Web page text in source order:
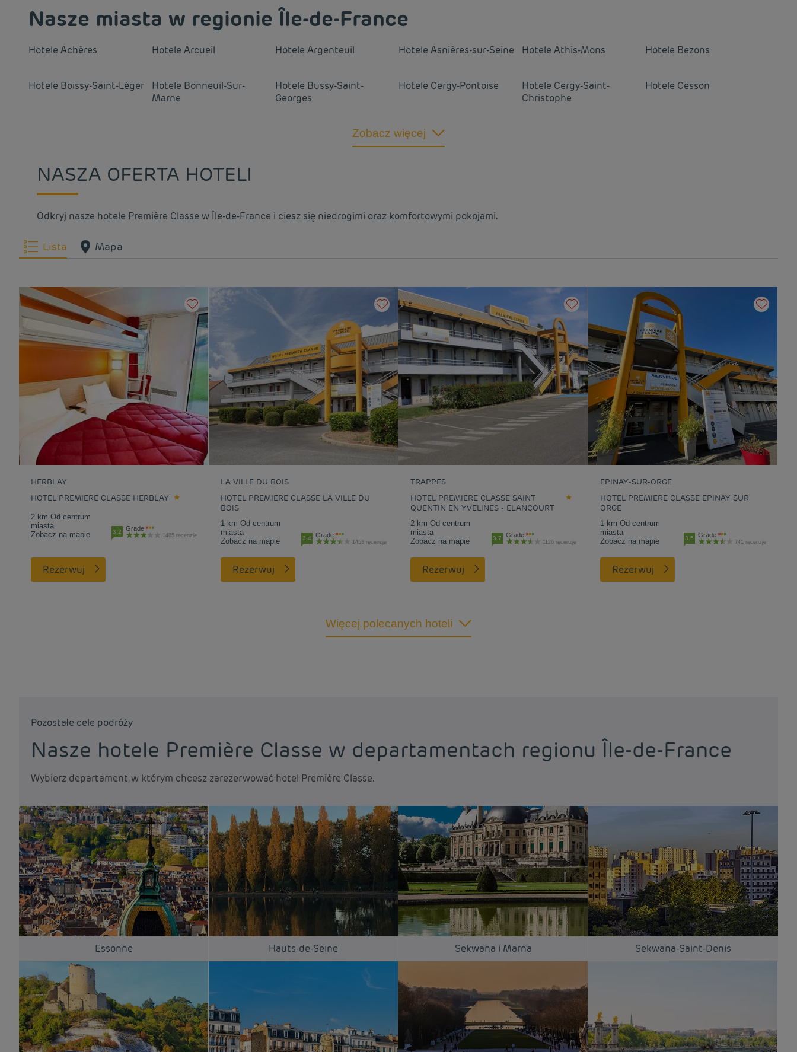
Nasze miasta w regionie Île-de-France
Hotele Achères Hotele Arcueil Hotele Argenteuil Hotele Asnières-sur-Seine Hotele Athis-Mons Hotele Bezons
Hotele Boissy-Saint-Léger Hotele Bonneuil-Sur-
Marne
Hotele Bussy-Saint-
Georges
Hotele Cergy-Pontoise Hotele Cergy-Saint-
Christophe
Hotele Cesson
HoteleEsmans
HoteleMelun-Sénart Montlhéry HoteleMouroux
Nanteuil Les
Hotele
Hotele Paryż Plaisir Rambouillet Hotele Roissy Hotele Rosny-sous-Bois HoteleRungis
Saint-Brice-Sous-
Fôret
Saint-Cyr-L'Ecole HoteleSaint-Ouen-
l'Aumône
Hotele
Saint-Quentin-En-
Yvelines
HoteleSaint-Thibault-
Des-Vignes
HoteleSaint-Witz
Sarcelles Hotele Suresnes HoteleTorcy HoteleVert-Saint-Denis Hotele Villejust HoteleVilleneuve-La-
Garenne
Hotele
Villeneuve-Saint-
Georges
Hotele Villepinte Wersal
Zobacz więcej
NASZA OFERTA HOTELI
Odkryj nasze hotele Première Classe w Île-de-France i ciesz się niedrogimi oraz komfortowymi pokojami.
Lista Mapa
HERBLAY
HOTEL PREMIERE CLASSE HERBLAY
2 km Od centrum
miasta
Zobacz na mapie
3.2 Grade
1485 recenzje
Rezerwuj
LA VILLE DU BOIS
HOTEL PREMIERE CLASSE LA VILLE DU
BOIS
1 km Od centrum
miasta
Zobacz na mapie
3.4 Grade
1453 recenzje
Rezerwuj
TRAPPES
HOTEL PREMIERE CLASSE SAINT
QUENTIN EN YVELINES - ELANCOURT
2 km Od centrum
miasta
Zobacz na mapie
3.7 Grade
1126 recenzje
Rezerwuj
EPINAY-SUR-ORGE
HOTEL PREMIERE CLASSE EPINAY SUR
ORGE
1 km Od centrum
miasta
Zobacz na mapie
3.5 Grade
741 recenzje
Rezerwuj
Więcej polecanych hoteli
Pozostałe cele podróży
Nasze hotele Première Classe w departamentach regionu Île-de-France
Wybierz departament, w którym chcesz zarezerwować hotel Première Classe.
Essonne Hauts-de-Seine Sekwana i Marna Sekwana-Saint-Denis